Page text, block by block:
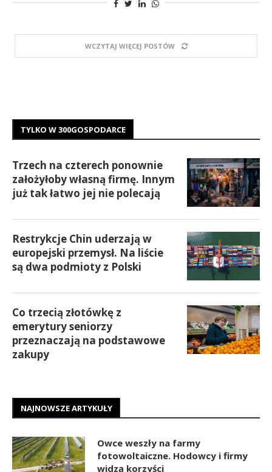
WCZYTAJ WIĘCEJ POSTÓW
TYLKO W 300GOSPODARCE
Trzech na czterech ponownie
założyłoby własną firmę. Innym
już tak łatwo jej nie polecają
Restrykcje Chin uderzają w
europejski przemysł. Na liście
są dwa podmioty z Polski
Co trzecią złotówkę z
emerytury seniorzy
przeznaczają na podstawowe
zakupy
NAJNOWSZE ARTYKUŁY
Owce weszły na farmy
fotowoltaiczne. Hodowcy i firmy
widzą korzyści